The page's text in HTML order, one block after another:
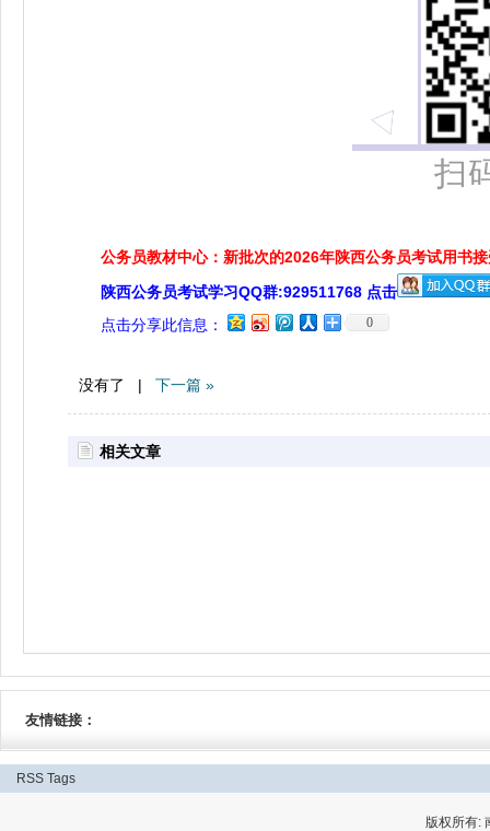
扫
公务员教材中心：新批次的2026年陕西公务员考试用书
陕西公务员考试学习QQ群:929511768 点击
点击分享此信息：
0
没有了 | 下一篇 »
相关文章
友情链接：
RSS Tags
版权所有: